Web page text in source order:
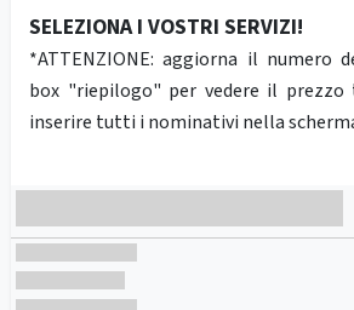
SELEZIONA I VOSTRI SERVIZI!
*ATTENZIONE: aggiorna il numero
box "riepilogo" per vedere il
inserire tutti i nominativi nella